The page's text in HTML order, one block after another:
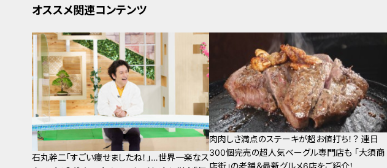
オススメ関連コンテンツ
石丸幹二「すごい痩せましたね！」…世界一楽なス
肉肉しさ満点のステーキが超お値打ち！？ 連日
300個完売の超人気ベーグル専門店も 「大須商
店街」の老舗＆最新グルメ6店をご紹介！